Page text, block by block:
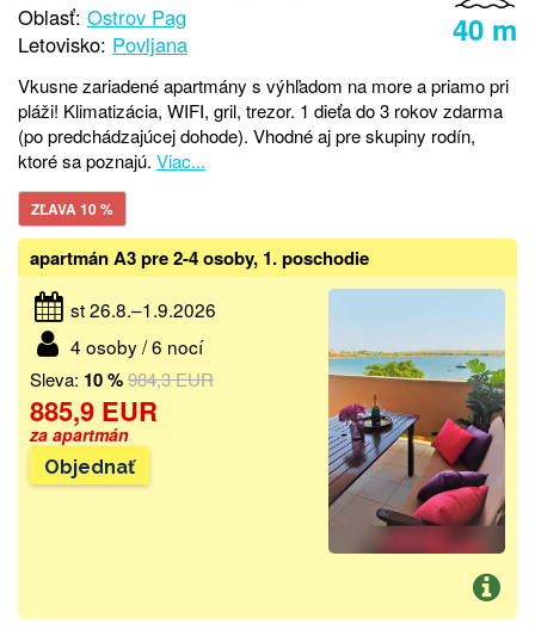
40 m
Oblasť: Ostrov Pag
Letovisko: Povljana
Vkusne zariadené apartmány s výhľadom na more a priamo pri
pláži! Klimatizácia, WIFI, gril, trezor. 1 dieťa do 3 rokov zdarma
(po predchádzajúcej dohode). Vhodné aj pre skupiny rodín,
ktoré sa poznajú. Viac...
ZĽAVA 10 %
apartmán A3 pre 2-4 osoby, 1. poschodie
st 26.8.–1.9.2026
4 osoby / 6 nocí
Sleva: 10 %984,3 EUR
885,9 EUR
za apartmán
Objednať